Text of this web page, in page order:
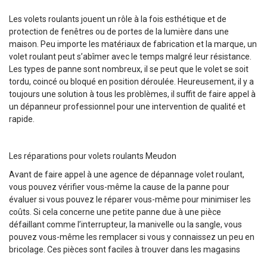
Les volets roulants jouent un rôle à la fois esthétique et de
protection de fenêtres ou de portes de la lumière dans une
maison. Peu importe les matériaux de fabrication et la marque, un
volet roulant peut s’abîmer avec le temps malgré leur résistance.
Les types de panne sont nombreux, il se peut que le volet se soit
tordu, coincé ou bloqué en position déroulée. Heureusement, il y a
toujours une solution à tous les problèmes, il suffit de faire appel à
un dépanneur professionnel pour une intervention de qualité et
rapide.
Les réparations pour volets roulants Meudon
Avant de faire appel à une agence de dépannage volet roulant,
vous pouvez vérifier vous-même la cause de la panne pour
évaluer si vous pouvez le réparer vous-même pour minimiser les
coûts. Si cela concerne une petite panne due à une pièce
défaillant comme l’interrupteur, la manivelle ou la sangle, vous
pouvez vous-même les remplacer si vous y connaissez un peu en
bricolage. Ces pièces sont faciles à trouver dans les magasins